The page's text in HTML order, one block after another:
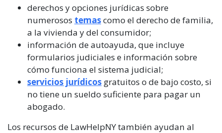
derechos y opciones jurídicas sobre
numerosos temascomo el derecho de familia,
a la vivienda y del consumidor;
información de autoayuda, que incluye
formularios judiciales e información sobre
cómo funciona el sistema judicial;
servicios jurídicos gratuitos o de bajo costo, si
no tiene un sueldo suficiente para pagar un
abogado.
Los recursos de LawHelpNY también ayudan al